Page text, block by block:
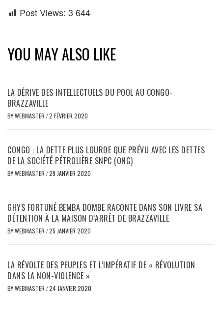
Post Views: 3 644
YOU MAY ALSO LIKE
LA DÉRIVE DES INTELLECTUELS DU POOL AU CONGO-
BRAZZAVILLE
BYWEBMASTER /2 FÉVRIER 2020
CONGO : LA DETTE PLUS LOURDE QUE PRÉVU AVEC LES DETTES
DE LA SOCIÉTÉ PÉTROLIÈRE SNPC (ONG)
BYWEBMASTER /29 JANVIER 2020
GHYS FORTUNÉ BEMBA DOMBE RACONTE DANS SON LIVRE SA
DÉTENTION À LA MAISON D’ARRÊT DE BRAZZAVILLE
BYWEBMASTER /25 JANVIER 2020
LA RÉVOLTE DES PEUPLES ET L’IMPÉRATIF DE « RÉVOLUTION
DANS LA NON-VIOLENCE »
BYWEBMASTER /24 JANVIER 2020